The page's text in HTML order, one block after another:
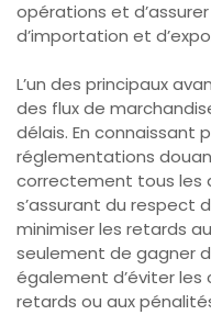
opérations et
d’importation et
L’un des principaux
des flux de
délais. En connaissant
réglementations
correctement tous les
s’assurant du respect
minimiser les retards
seulement de gagner
également d’éviter
retards ou aux